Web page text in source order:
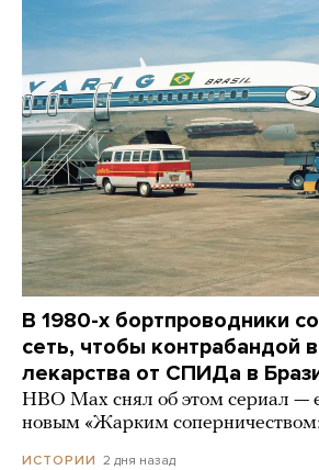
В 1980-х бортпроводники
сеть, чтобы контрабандой
лекарства от СПИДа в
HBO Max снял об этом сериал —
новым «Жарким
ИСТОРИИ 2 дня назад